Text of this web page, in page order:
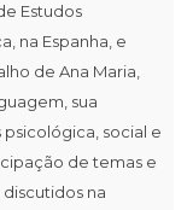
Estudos
na Espanha, e
de Ana Maria,
sua
social e
de temas e
na